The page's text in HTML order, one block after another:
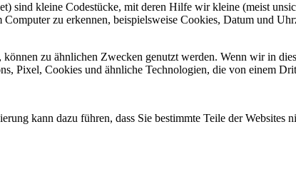
sind kleine Codestücke, mit deren Hilfe wir kleine (meist
zu erkennen, beispielsweise Cookies, Datum und
zu ähnlichen Zwecken genutzt werden. Wenn wir in
Pixel, Cookies und ähnliche Technologien, die von einem
kann dazu führen, dass Sie bestimmte Teile der Websites